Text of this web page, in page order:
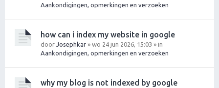
Aankondigingen, opmerkingen en verzoeken
how can i index my website in google
door Josephkar » wo 24 jun 2026, 15:03 » in
Aankondigingen, opmerkingen en verzoeken
why my blog is not indexed by google